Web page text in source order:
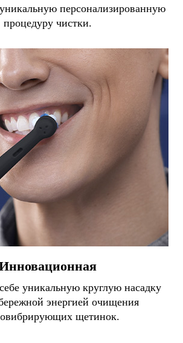
персонализированную
процедуру чистки.
уникальную круглую насадку
энергией очищения
щетинок.